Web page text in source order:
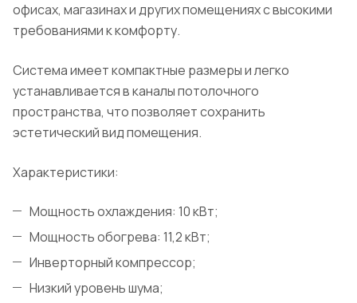
офисах, магазинах и других помещениях с высокими
требованиями к комфорту.
Система имеет компактные размеры и легко
устанавливается в каналы потолочного
пространства, что позволяет сохранить
эстетический вид помещения.
Характеристики:
Мощность охлаждения: 10 кВт;
Мощность обогрева: 11,2 кВт;
Инверторный компрессор;
Низкий уровень шума;